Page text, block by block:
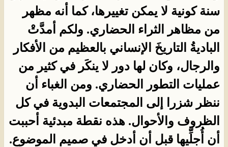
سنة كونية لا يمكن تغييرها، كما أنه مظهر
من مظاهر الثراء الحضاري. ولكم أمدَّتْ
الباديةُ التاريخَ الإنساني بالعظيم من الأفكار
والرجال، وكان لها دور لا ينكَر في كثير من
عمليات التطور الحضاري. ومن الغباء أن
ننظر شزرا إلى المجتمعات البدوية في كل
الظروف والأحوال. هذه نقطة مبدئية أحببت
أن أُجلِّيها قبل أن أدخل في صميم الموضوع.